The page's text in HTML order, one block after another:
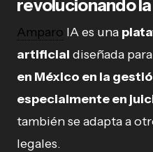
revolucionando
Amparo IA es una
artificial diseñada para
en México en la
especialmente en
también se adapta a
legales.